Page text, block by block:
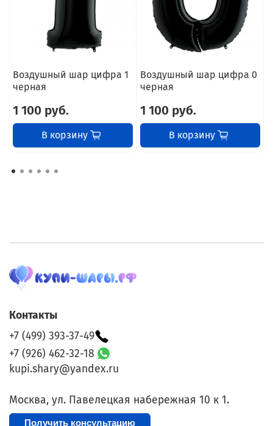
Воздушный шар цифра 1
черная
1 100 руб.
В корзину
Воздушный шар цифра 0
черная
1 100 руб.
В корзину
Контакты
+7 (499) 393-37-49
+7 (926) 462-32-18
kupi.shary@yandex.ru
Москва, ул. Павелецкая набережная 10 к 1.
Получить консультацию